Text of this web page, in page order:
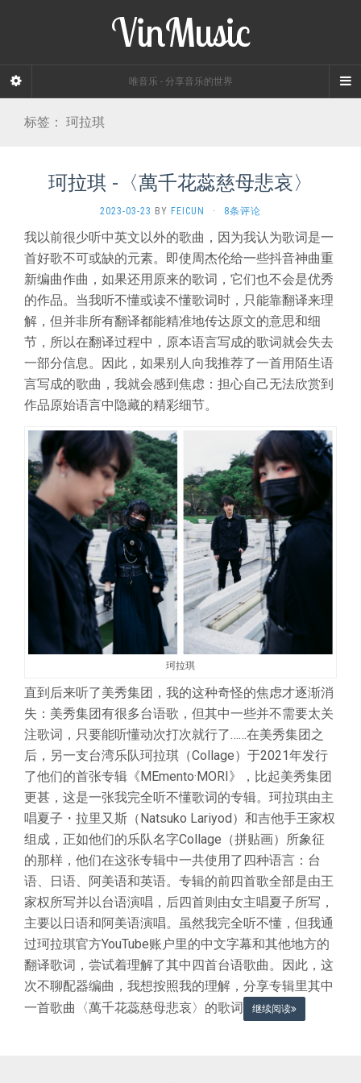
VinMusic
唯音乐 - 分享音乐的世界
标签： 珂拉琪
珂拉琪 -〈萬千花蕊慈母悲哀〉
2023-03-23 BY FEICUN · 8条评论
我以前很少听中英文以外的歌曲，因为我认为歌词是一
首好歌不可或缺的元素。即使周杰伦给一些抖音神曲重
新编曲作曲，如果还用原来的歌词，它们也不会是优秀
的作品。当我听不懂或读不懂歌词时，只能靠翻译来理
解，但并非所有翻译都能精准地传达原文的意思和细
节，所以在翻译过程中，原本语言写成的歌词就会失去
一部分信息。因此，如果别人向我推荐了一首用陌生语
言写成的歌曲，我就会感到焦虑：担心自己无法欣赏到
作品原始语言中隐藏的精彩细节。
珂拉琪
直到后来听了美秀集团，我的这种奇怪的焦虑才逐渐消
失：美秀集团有很多台语歌，但其中一些并不需要太关
注歌词，只要能听懂动次打次就行了……在美秀集团之
后，另一支台湾乐队珂拉琪（Collage）于2021年发行
了他们的首张专辑《MEmento·MORI》，比起美秀集团
更甚，这是一张我完全听不懂歌词的专辑。珂拉琪由主
唱夏子・拉里又斯（Natsuko Lariyod）和吉他手王家权
组成，正如他们的乐队名字Collage（拼贴画）所象征
的那样，他们在这张专辑中一共使用了四种语言：台
语、日语、阿美语和英语。专辑的前四首歌全部是由王
家权所写并以台语演唱，后四首则由女主唱夏子所写，
主要以日语和阿美语演唱。虽然我完全听不懂，但我通
过珂拉琪官方YouTube账户里的中文字幕和其他地方的
翻译歌词，尝试着理解了其中四首台语歌曲。因此，这
次不聊配器编曲，我想按照我的理解，分享专辑里其中
一首歌曲〈萬千花蕊慈母悲哀〉的歌词
继续阅读